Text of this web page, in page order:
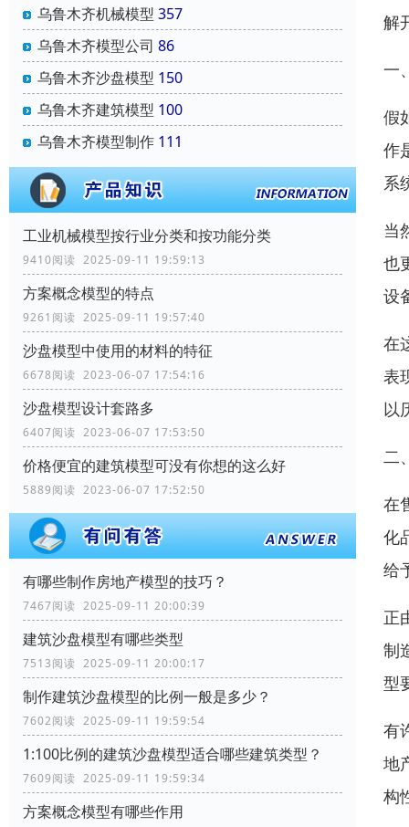
乌鲁木齐机械模型 357
乌鲁木齐模型公司 86
乌鲁木齐沙盘模型 150
乌鲁木齐建筑模型 100
乌鲁木齐模型制作 111
工业机械模型按行业分类和按功能分类
9410阅读 2025-09-11 19:59:13
方案概念模型的特点
9261阅读 2025-09-11 19:57:40
沙盘模型中使用的材料的特征
6678阅读 2023-06-07 17:54:16
沙盘模型设计套路多
6407阅读 2023-06-07 17:53:50
价格便宜的建筑模型可没有你想的这么好
5889阅读 2023-06-07 17:52:50
有哪些制作房地产模型的技巧？
7467阅读 2025-09-11 20:00:39
建筑沙盘模型有哪些类型
7513阅读 2025-09-11 20:00:17
制作建筑沙盘模型的比例一般是多少？
7602阅读 2025-09-11 19:59:54
1:100比例的建筑沙盘模型适合哪些建筑类型？
7609阅读 2025-09-11 19:59:34
方案概念模型有哪些作用
解
一
假
作
系
当
也
设
在
表
以
二
在
化
给
正
制
型
有
地
构